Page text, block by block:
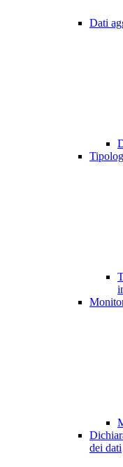
Dati
dei dati